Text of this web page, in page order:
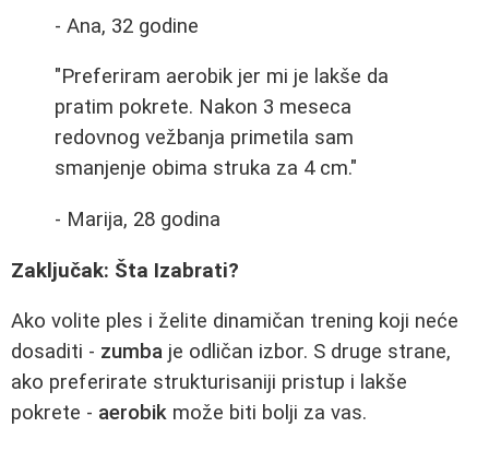
- Ana, 32 godine
"Preferiram aerobik jer mi je lakše da
pratim pokrete. Nakon 3 meseca
redovnog vežbanja primetila sam
smanjenje obima struka za 4 cm."
- Marija, 28 godina
Zaključak: Šta Izabrati?
Ako volite ples i želite dinamičan trening koji neće
dosaditi - zumba je odličan izbor. S druge strane,
ako preferirate strukturisaniji pristup i lakše
pokrete - aerobik može biti bolji za vas.